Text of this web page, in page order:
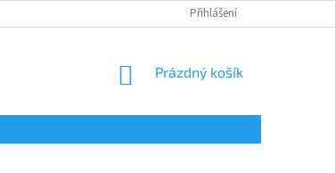
Přihlášení
NÁKUPNÍ
Prázdný košík